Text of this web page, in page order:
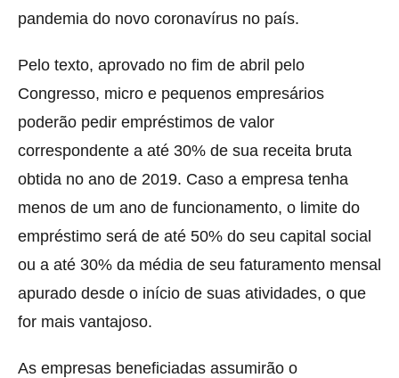
pandemia do novo coronavírus no país.
Pelo texto, aprovado no fim de abril pelo
Congresso, micro e pequenos empresários
poderão pedir empréstimos de valor
correspondente a até 30% de sua receita bruta
obtida no ano de 2019. Caso a empresa tenha
menos de um ano de funcionamento, o limite do
empréstimo será de até 50% do seu capital social
ou a até 30% da média de seu faturamento mensal
apurado desde o início de suas atividades, o que
for mais vantajoso.
As empresas beneficiadas assumirão o